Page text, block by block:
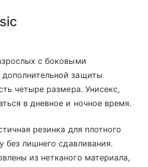
с боковыми
защиты
четыре размера. Унисекс,
в дневное и ночное время.
резинка для плотного
без лишнего сдавливания.
из нетканого материала,